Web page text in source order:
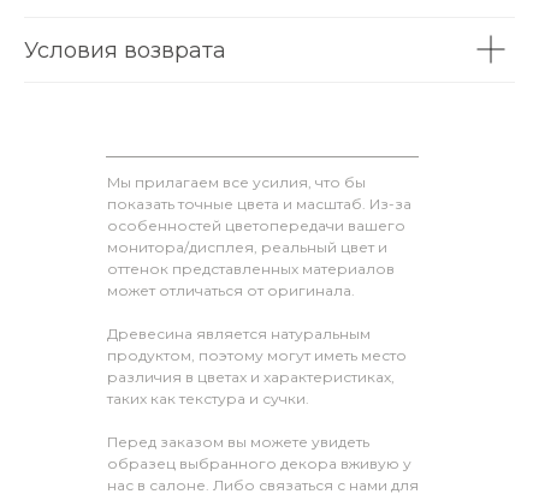
Условия возврата
Мы прилагаем все усилия, что бы
показать точные цвета и масштаб. Из-за
особенностей цветопередачи вашего
монитора/дисплея, реальный цвет и
оттенок представленных материалов
может отличаться от оригинала.
Древесина является натуральным
продуктом, поэтому могут иметь место
различия в цветах и характеристиках,
таких как текстура и сучки.
Перед заказом вы можете увидеть
образец выбранного декора вживую у
нас в салоне. Либо связаться с нами для